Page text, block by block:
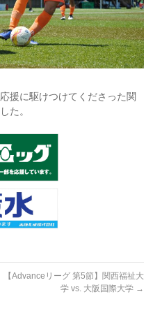
援に駆けつけてくださった関
た。
【Advanceリーグ 第5節】関西福祉大
学 vs. 大阪国際大学 →